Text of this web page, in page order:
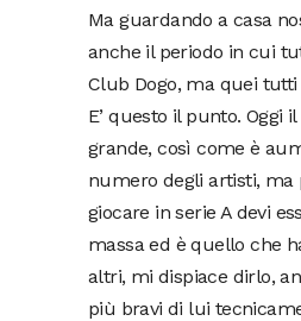
Ma guardando a casa
anche il periodo in cui
Club Dogo, ma quei
E’ questo il punto. Oggi
grande, così come è
numero degli artisti, ma
giocare in serie A devi
massa ed è quello che
altri, mi dispiace dirlo,
più bravi di lui